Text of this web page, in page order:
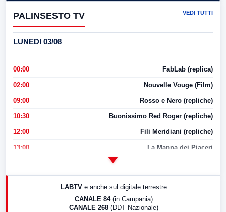
PALINSESTO TV VEDI TUTTI
LUNEDI 03/08
00:00 FabLab (replica)
02:00 Nouvelle Vouge (Film)
09:00 Rosso e Nero (repliche)
10:30 Buonissimo Red Roger (repliche)
12:00 Fili Meridiani (repliche)
13:00 La Mappa dei Piaceri
LABTV e anche sul digitale terrestre
CANALE 84 (in Campania)
CANALE 268 (DDT Nazionale)